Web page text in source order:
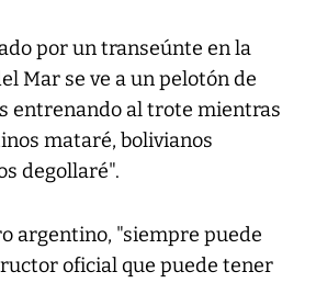
por un transeúnte en la
Mar se ve a un pelotón de
entrenando al trote mientras
mataré, bolivianos
degollaré".
argentino, "siempre puede
oficial que puede tener